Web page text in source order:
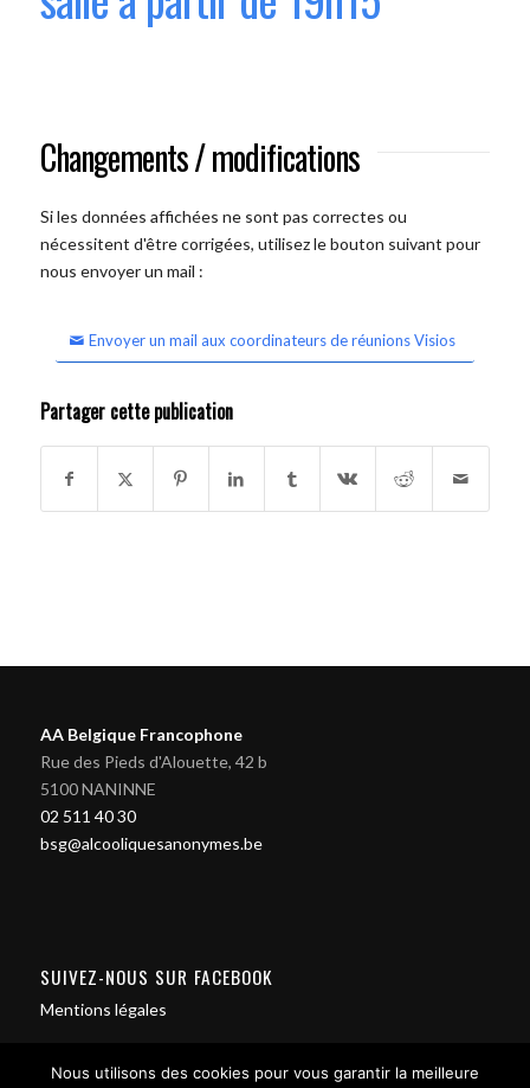
Changements / modifications
Si les données affichées ne sont pas correctes ou
nécessitent d'être corrigées, utilisez le bouton suivant pour
nous envoyer un mail :
Envoyer un mail aux coordinateurs de réunions Visios
Partager cette publication
AA Belgique Francophone
Rue des Pieds d'Alouette, 42 b
5100 NANINNE
02 511 40 30
bsg@alcooliquesanonymes.be
SUIVEZ-NOUS SUR FACEBOOK
Mentions légales
Nous utilisons des cookies pour vous garantir la meilleure